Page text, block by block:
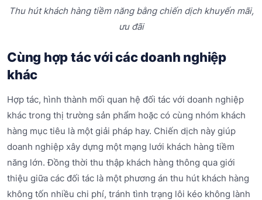
Thu hút khách hàng tiềm năng bằng chiến dịch khuyến mãi,
ưu đãi
Cùng hợp tác với các doanh nghiệp
khác
Hợp tác, hình thành mối quan hệ đối tác với doanh nghiệp
khác trong thị trường sản phẩm hoặc có cùng nhóm khách
hàng mục tiêu là một giải pháp hay. Chiến dịch này giúp
doanh nghiệp xây dựng một mạng lưới khách hàng tiềm
năng lớn. Đồng thời thu thập khách hàng thông qua giới
thiệu giữa các đối tác là một phương án thu hút khách hàng
không tốn nhiều chi phí, tránh tình trạng lôi kéo không lành